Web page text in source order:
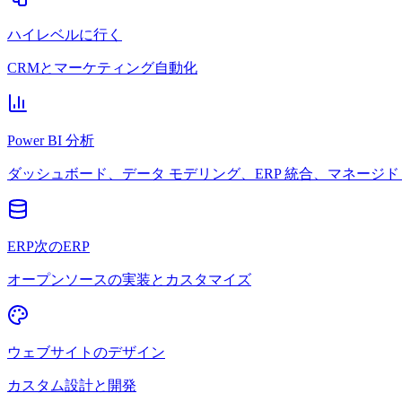
ハイレベルに行く
CRMとマーケティング自動化
Power BI 分析
ダッシュボード、データ モデリング、ERP 統合、マネージド
ERP次のERP
オープンソースの実装とカスタマイズ
ウェブサイトのデザイン
カスタム設計と開発